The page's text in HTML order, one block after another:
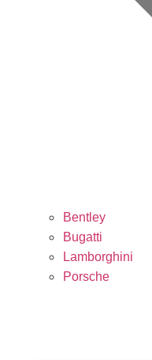
Bentley
Bugatti
Lamborghini
Porsche